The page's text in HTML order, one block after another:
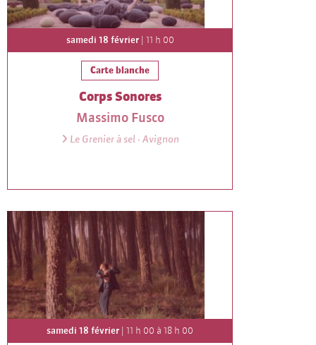
samedi 18 février| 11 h 00
Carte blanche
Corps Sonores
Massimo Fusco
Le Grenier à sel - Avignon
samedi 18 février | 11 h 00 à 18 h 00